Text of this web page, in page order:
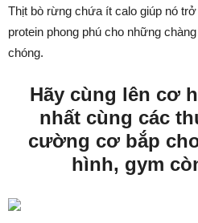
Thịt bò rừng chứa ít calo giúp nó
protein phong phú cho những
chóng.
Hãy cùng lên cơ
nhất cùng các
cường cơ bắp
hình, gym